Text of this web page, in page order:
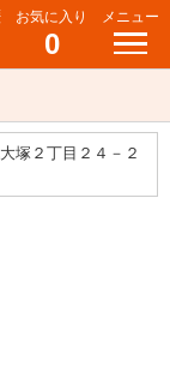
お気に入り
0
メニュー
塚２丁目２４－２